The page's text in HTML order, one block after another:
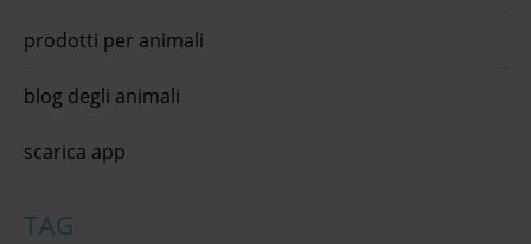
prodotti per animali
blog degli animali
scarica app
TAG